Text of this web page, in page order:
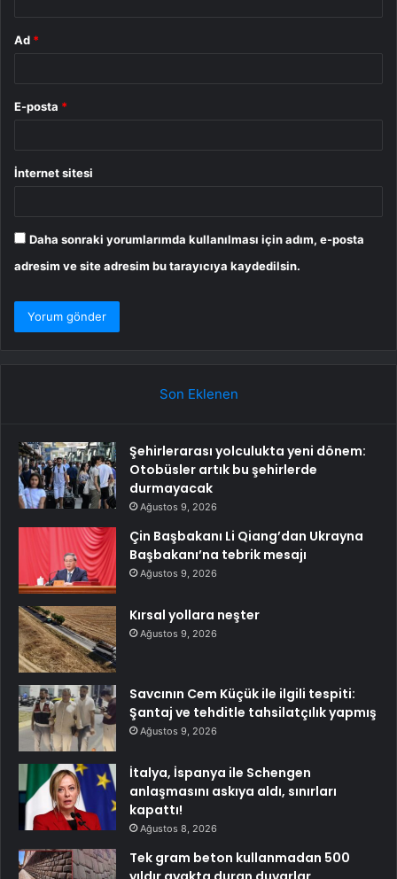
Ad *
E-posta *
İnternet sitesi
Daha sonraki yorumlarımda kullanılması için adım, e-posta
adresim ve site adresim bu tarayıcıya kaydedilsin.
Son Eklenen
Şehirlerarası yolculukta yeni dönem:
Otobüsler artık bu şehirlerde
durmayacak
Ağustos 9, 2026
Çin Başbakanı Li Qiang’dan Ukrayna
Başbakanı’na tebrik mesajı
Ağustos 9, 2026
Kırsal yollara neşter
Ağustos 9, 2026
Savcının Cem Küçük ile ilgili tespiti:
Şantaj ve tehditle tahsilatçılık yapmış
Ağustos 9, 2026
İtalya, İspanya ile Schengen
anlaşmasını askıya aldı, sınırları
kapattı!
Ağustos 8, 2026
Tek gram beton kullanmadan 500